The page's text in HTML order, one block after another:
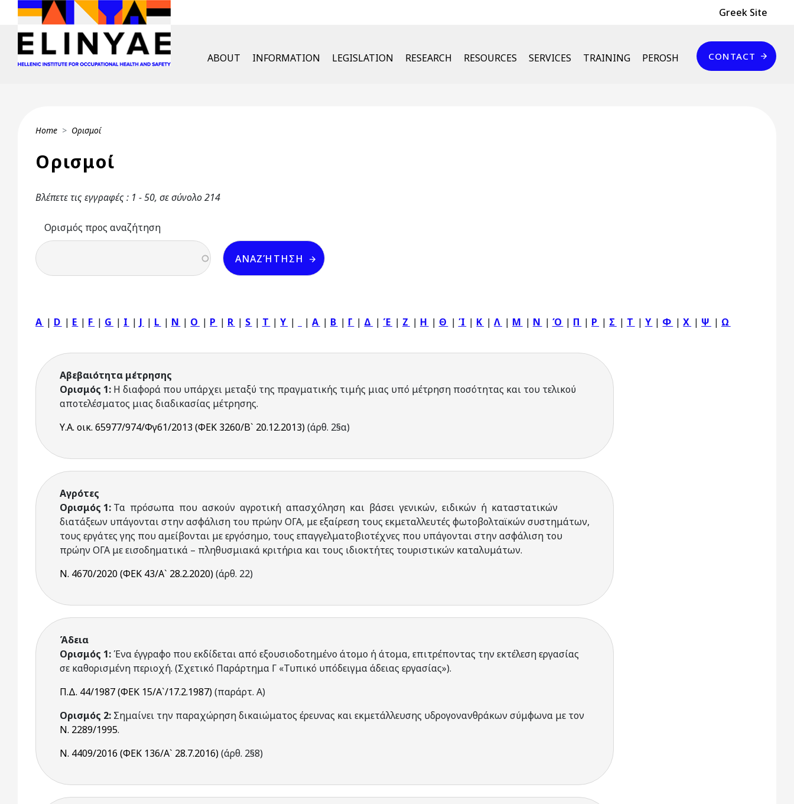
Skip to main content Header Top
Greek Site
English Menu
ABOUT INFORMATION LEGISLATION RESEARCH RESOURCES SERVICES TRAINING PEROSH
Επικοινωνία
CONTACT
Breadcrumb
Home Ορισμοί
Ορισμοί
Βλέπετε τις εγγραφές : 1 - 50, σε σύνολο 214
Ορισμός προς αναζήτηση
A | D | E | F | G | I | J | L | N | O | P | R | S | T |Y | | Α | Β | Γ | Δ | Έ | Ζ | Η | Θ | Ί | Κ |Λ | Μ | Ν | Ό | Π | Ρ | Σ | Τ | Υ | Φ |Χ | Ψ | Ω
Αβεβαιότητα μέτρησης
Ορισμός 1: Η διαφορά που υπάρχει μεταξύ της πραγματικής τιμής μιας υπό μέτρηση ποσότητας και του τελικού
αποτελέσματος μιας διαδικασίας μέτρησης.
Υ.Α. οικ. 65977/974/Φγ61/2013 (ΦΕΚ 3260/Β` 20.12.2013)(άρθ. 2§α)
Αγρότες
Ορισμός 1: Τα πρόσωπα που ασκούν αγροτική απασχόληση και βάσει γενικών, ειδικών ή καταστατικών
διατάξεων υπάγονται στην ασφάλιση του πρώην ΟΓΑ, με εξαίρεση τους εκμεταλλευτές φωτοβολταϊκών συστημάτων,
τους εργάτες γης που αμείβονται με εργόσημο, τους επαγγελματοβιοτέχνες που υπάγονται στην ασφάλιση του
πρώην ΟΓΑ με εισοδηματικά – πληθυσμιακά κριτήρια και τους ιδιοκτήτες τουριστικών καταλυμάτων.
Ν. 4670/2020 (ΦΕΚ 43/Α` 28.2.2020)(άρθ. 22)
Άδεια
Ορισμός 1:Ένα έγγραφο που εκδίδεται από εξουσιοδοτημένο άτομο ή άτομα, επιτρέποντας την εκτέλεση εργασίας
σε καθορισμένη περιοχή. (Σχετικό Παράρτημα Γ «Τυπικό υπόδειγμα άδειας εργασίας»).
Π.Δ. 44/1987 (ΦΕΚ 15/Α`/17.2.1987)(παράρτ. Α)
Ορισμός 2: Σημαίνει την παραχώρηση δικαιώματος έρευνας και εκμετάλλευσης υδρογονανθράκων σύμφωνα με τον
Ν. 2289/1995.
Ν. 4409/2016 (ΦΕΚ 136/Α` 28.7.2016)(άρθ. 2§8)